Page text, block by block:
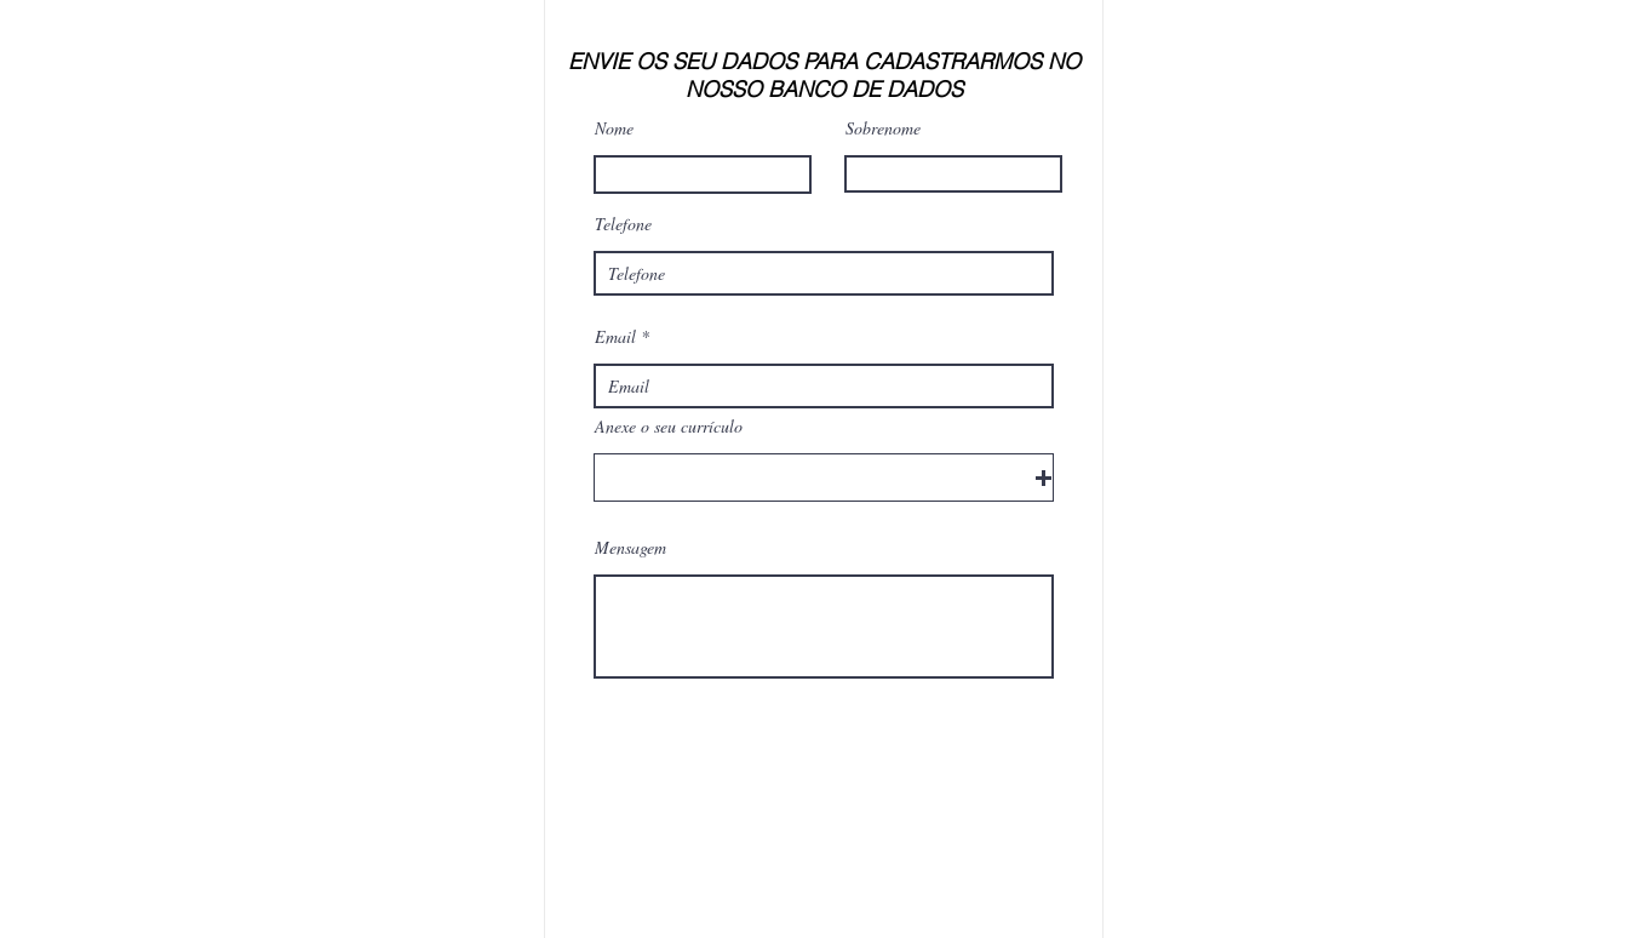
ENVIE OS SEU DADOS PARA CADASTRARMOS NO
NOSSO BANCO DE DADOS
Nome Sobrenome
Telefone
Email
Anexe o seu currículo
Mensagem